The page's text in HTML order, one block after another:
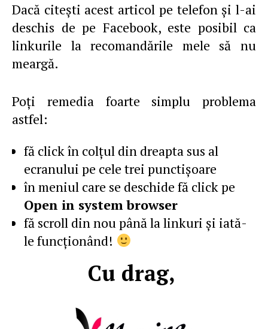
Dacă citeşti acest articol pe telefon şi l-ai
deschis de pe Facebook, este posibil ca
linkurile la recomandările mele să nu
meargă.
Poţi remedia foarte simplu problema
astfel:
fă click în colţul din dreapta sus al
ecranului pe cele trei punctişoare
în meniul care se deschide fă click pe
Open in system browser
fă scroll din nou până la linkuri şi iată-
le funcţionând!
Cu drag,